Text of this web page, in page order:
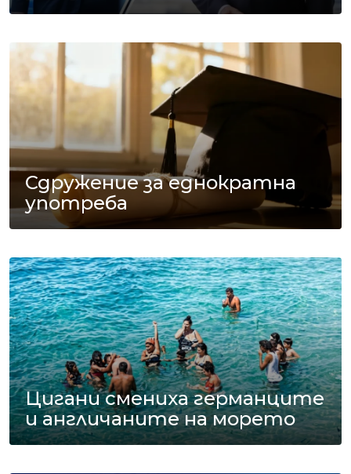
Сдружение за еднократна
употреба
Цигани смениха германците
и англичаните на морето